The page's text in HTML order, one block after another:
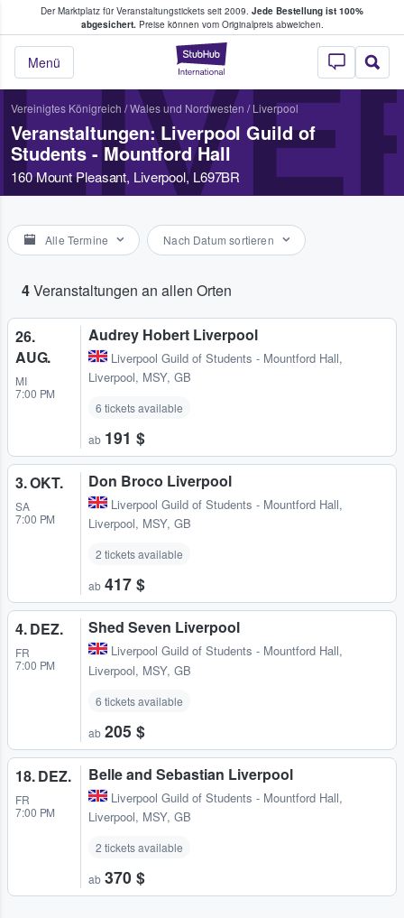
Der Marktplatz für Veranstaltungstickets seit 2009. Jede Bestellung ist 100%
abgesichert.Preise können vom Originalpreis abweichen.
StubHub - Wo
Menü
Tickets kaufen & verkaufen
Vereinigtes Königreich /Wales und Nordwesten / Liverpool
Veranstaltungen: Liverpool Guild of
Students - Mountford Hall
160 Mount Pleasant, Liverpool, L697BR
Alle Termine Nach Datum sortieren
4Veranstaltungen an allen Orten
26.
AUG.
MI
7:00 PM
Audrey Hobert Liverpool
Liverpool Guild of Students - Mountford Hall,
Liverpool, MSY, GB
6 tickets available
ab 191 $
3. OKT.
SA
7:00 PM
Don Broco Liverpool
Liverpool Guild of Students - Mountford Hall,
Liverpool, MSY, GB
2 tickets available
ab 417 $
4. DEZ.
FR
7:00 PM
Shed Seven Liverpool
Liverpool Guild of Students - Mountford Hall,
Liverpool, MSY, GB
6 tickets available
ab 205 $
18. DEZ.
FR
7:00 PM
Belle and Sebastian Liverpool
Liverpool Guild of Students - Mountford Hall,
Liverpool, MSY, GB
2 tickets available
ab 370 $